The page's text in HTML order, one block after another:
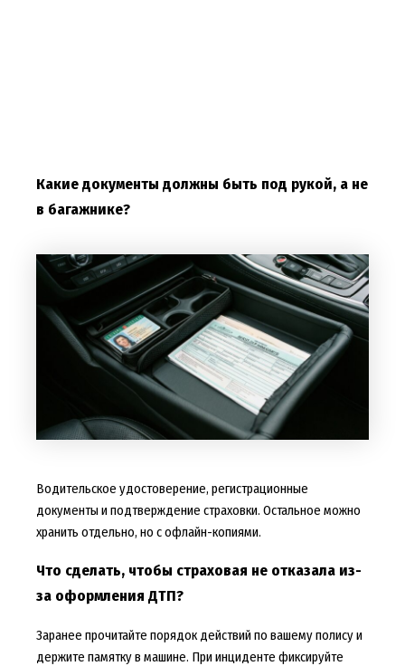
Какие документы должны быть под рукой, а не
в багажнике?
Водительское удостоверение, регистрационные
документы и подтверждение страховки. Остальное можно
хранить отдельно, но с офлайн-копиями.
Что сделать, чтобы страховая не отказала из-
за оформления ДТП?
Заранее прочитайте порядок действий по вашему полису и
держите памятку в машине. При инциденте фиксируйте